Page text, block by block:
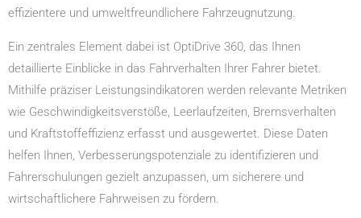
effizientere und umweltfreundlichere Fahrzeugnutzung.
Ein zentrales Element dabei ist OptiDrive 360, das Ihnen
detaillierte Einblicke in das Fahrverhalten Ihrer Fahrer bietet.
Mithilfe präziser Leistungsindikatoren werden relevante Metriken
wie Geschwindigkeitsverstöße, Leerlaufzeiten, Bremsverhalten
und Kraftstoffeffizienz erfasst und ausgewertet. Diese Daten
helfen Ihnen, Verbesserungspotenziale zu identifizieren und
Fahrerschulungen gezielt anzupassen, um sicherere und
wirtschaftlichere Fahrweisen zu fördern.